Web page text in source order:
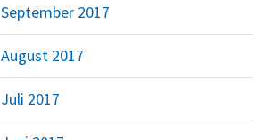
September 2017
August 2017
Juli 2017